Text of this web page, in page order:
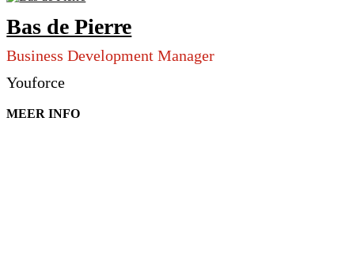
Bas de Pierre
Business Development Manager
Youforce
MEER INFO